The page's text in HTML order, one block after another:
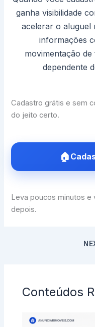
ganha visibilidade
acelerar o aluguel
informações
movimentação
dependente
Cadastro grátis e sem
do jeito certo.
Leva poucos minutos
depois.
Conteúdos